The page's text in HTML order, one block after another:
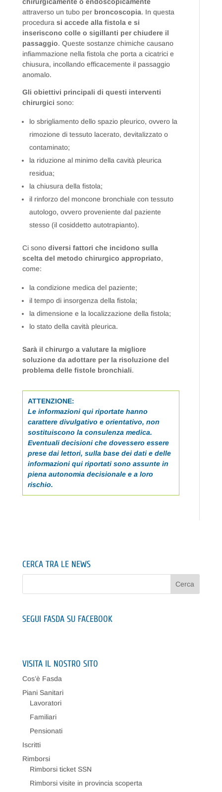
chirurgicamente o endoscopicamente
attraverso un tubo per broncoscopia. In questa
procedura si accede alla fistola e si
inseriscono colle o sigillanti per chiudere il
passaggio. Queste sostanze chimiche causano
infiammazione nella fistola che porta a cicatrici e
chiusura, incollando efficacemente il passaggio
anomalo.
Gli obiettivi principali di questi interventi
chirurgici sono:
lo sbrigliamento dello spazio pleurico, ovvero la
rimozione di tessuto lacerato, devitalizzato o
contaminato;
la riduzione al minimo della cavità pleurica
residua;
la chiusura della fistola;
il rinforzo del moncone bronchiale con tessuto
autologo, ovvero proveniente dal paziente
stesso (il cosiddetto autotrapianto).
Ci sono diversi fattori che incidono sulla
scelta del metodo chirurgico appropriato,
come:
la condizione medica del paziente;
il tempo di insorgenza della fistola;
la dimensione e la localizzazione della fistola;
lo stato della cavità pleurica.
Sarà il chirurgo a valutare la migliore
soluzione da adottare per la risoluzione del
problema delle fistole bronchiali.
ATTENZIONE:
Le informazioni qui riportate hanno
carattere divulgativo e orientativo, non
sostituiscono la consulenza medica.
Eventuali decisioni che dovessero essere
prese dai lettori, sulla base dei dati e delle
informazioni qui riportati sono assunte in
piena autonomia decisionale e a loro
rischio.
CERCA TRA LE NEWS
SEGUI FASDA SU FACEBOOK
VISITA IL NOSTRO SITO
Cos’è Fasda
Piani Sanitari
Lavoratori
Familiari
Pensionati
Iscritti
Rimborsi
Rimborsi ticket SSN
Rimborsi visite in provincia scoperta